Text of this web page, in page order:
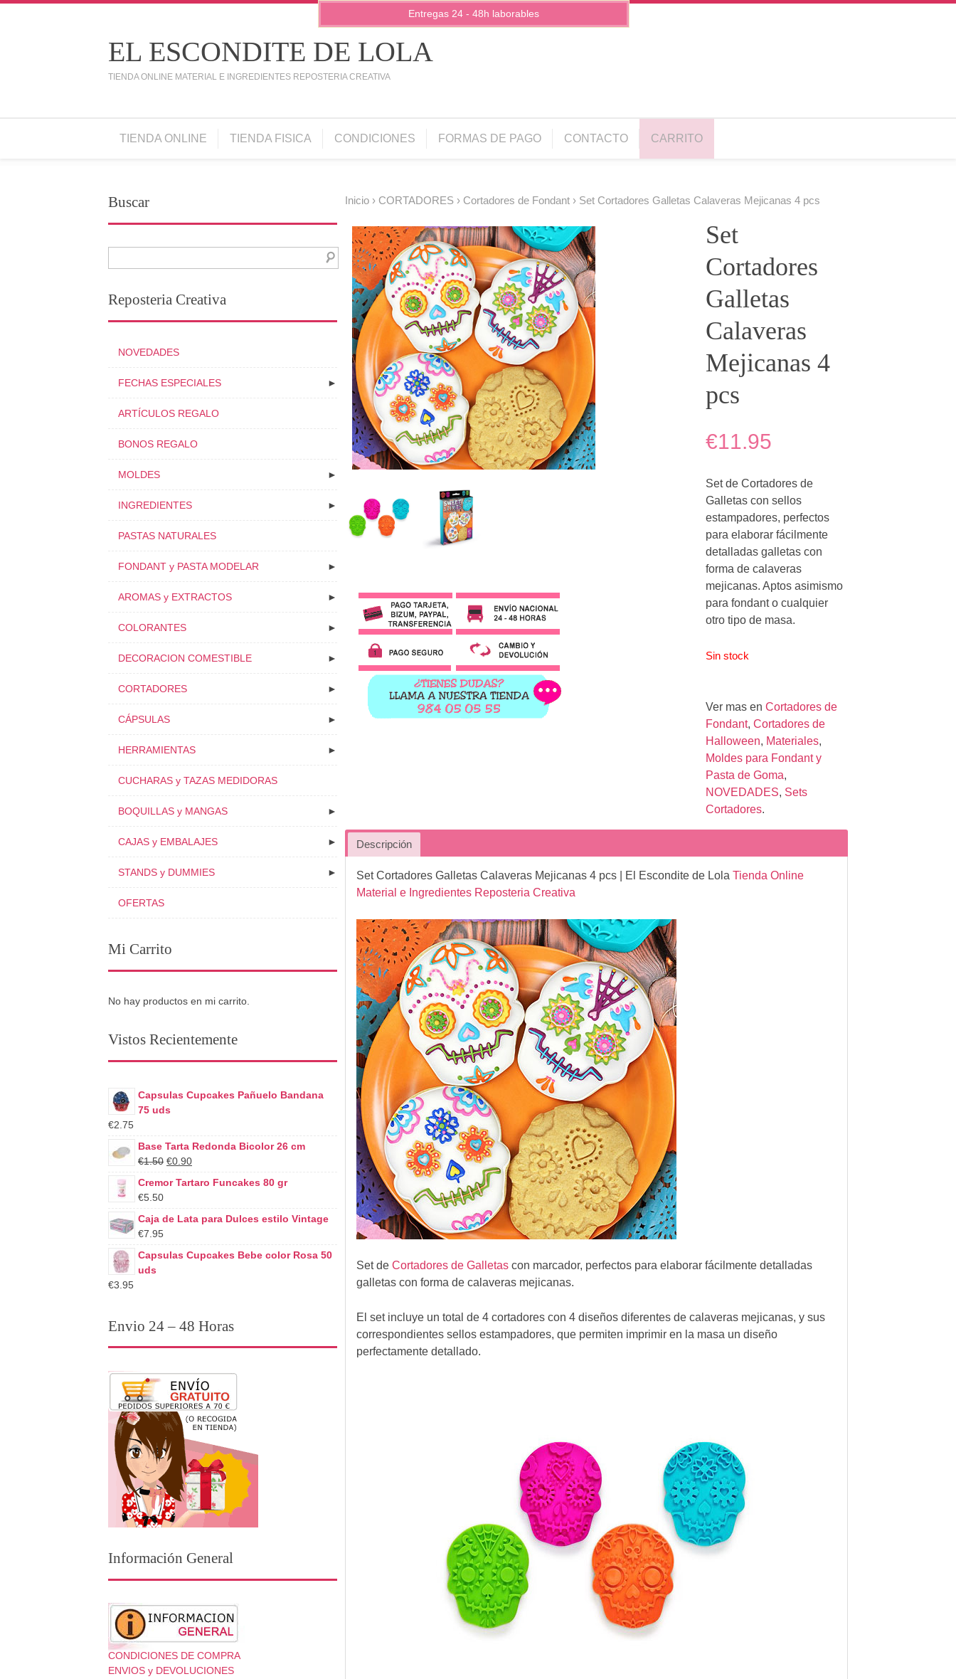
EL ESCONDITE DE LOLA
TIENDA ONLINE MATERIAL E INGREDIENTES REPOSTERIA CREATIVA
TIENDA ONLINE TIENDA FISICA CONDICIONES FORMAS DE PAGO CONTACTO CARRITO
Inicio› CORTADORES› Cortadores de Fondant› Set Cortadores Galletas Calaveras Mejicanas 4 pcs
Set
Cortadores
Galletas
Calaveras
Mejicanas 4
pcs
€11.95
Set de Cortadores de
Galletas con sellos
estampadores, perfectos
para elaborar fácilmente
detalladas galletas con
forma de calaveras
mejicanas. Aptos asimismo
para fondant o cualquier
otro tipo de masa.
Sin stock
Ver mas en Cortadores de
Fondant, Cortadores de
Halloween, Materiales,
Moldes para Fondant y
Pasta de Goma,
NOVEDADES, Sets
Cortadores.
Descripción
Set Cortadores Galletas Calaveras Mejicanas 4 pcs| El Escondite de Lola Tienda Online
Material e Ingredientes Reposteria Creativa
Set de Cortadores de Galletascon marcador, perfectos para elaborar fácilmente detalladas
galletas con forma de calaveras mejicanas.
El set incluye un total de 4 cortadores con 4 diseños diferentes de calaveras mejicanas, y sus
correspondientes sellos estampadores, que permiten imprimir en la masa un diseño
perfectamente detallado.
Buscar
Reposteria Creativa
NOVEDADES
►
FECHAS ESPECIALES
ARTÍCULOS REGALO
BONOS REGALO
►
MOLDES
►
INGREDIENTES
PASTAS NATURALES
►
FONDANT y PASTA MODELAR
►
AROMAS y EXTRACTOS
►
COLORANTES
►
DECORACION COMESTIBLE
►
CORTADORES
►
CÁPSULAS
►
HERRAMIENTAS
CUCHARAS y TAZAS MEDIDORAS
►
BOQUILLAS y MANGAS
►
CAJAS y EMBALAJES
►
STANDS y DUMMIES
OFERTAS
Mi Carrito
No hay productos en mi carrito.
Vistos Recientemente
Capsulas Cupcakes Pañuelo Bandana
75 uds
€2.75
Base Tarta Redonda Bicolor 26 cm
€1.50 €0.90
Cremor Tartaro Funcakes 80 gr
€5.50
Caja de Lata para Dulces estilo Vintage
€7.95
Capsulas Cupcakes Bebe color Rosa 50
uds
€3.95
Envio 24 – 48 Horas
Información General
CONDICIONES DE COMPRA
ENVIOS y DEVOLUCIONES
Entregas 24 - 48h laborables